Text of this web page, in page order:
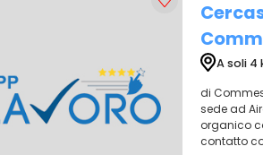
A soli 4
di
sede ad
organico
contatto